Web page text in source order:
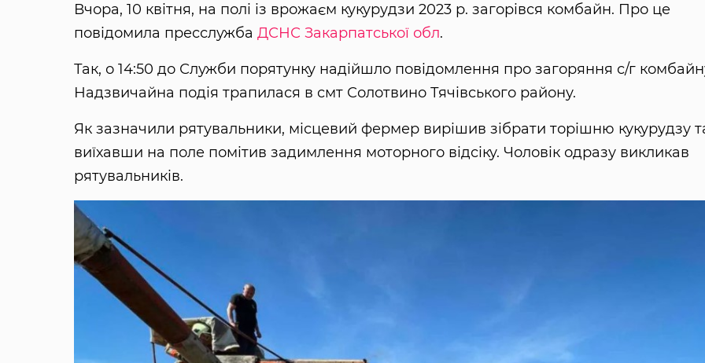
Вчора, 10 квітня, на полі із врожаєм кукурудзи 2023 р. загорівся комбайн. Про це
повідомила пресслужба ДСНС Закарпатської обл.
Так, о 14:50 до Служби порятунку надійшло повідомлення про загоряння с/г
Надзвичайна подія трапилася в смт Солотвино Тячівського району.
Як зазначили рятувальники, місцевий фермер вирішив зібрати торішню кукурудзу
виїхавши на поле помітив задимлення моторного відсіку. Чоловік одразу викликав
рятувальників.